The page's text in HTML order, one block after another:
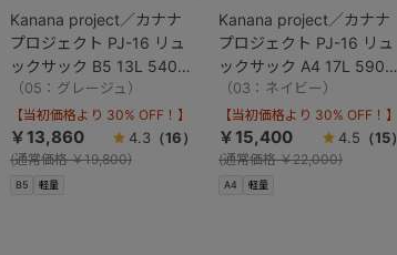
Kanana project／カナナ
プロジェクト PJ-16 リュ
ックサック B5 13L 540g
11903
（05：グレージュ）
B5 軽量
【当初価格より 30% OFF！】
￥13,860
(通常価格￥19,800)
4.3 （16）
Kanana project／カナナ
プロジェクト PJ-16 リュ
ックサック A4 17L 590g
11904
（03：ネイビー）
A4 軽量
【当初価格より 30% OFF！】
￥15,400
(通常価格￥22,000)
4.5 （15）